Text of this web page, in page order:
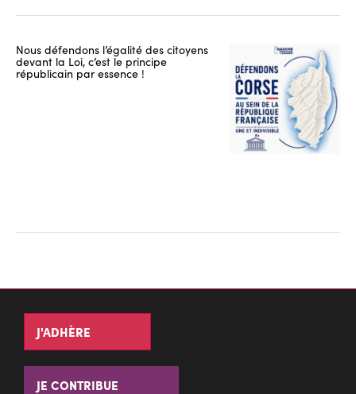
Nous défendons l’égalité des citoyens
devant la Loi, c’est le principe
républicain par essence !
J'ADHÈRE
JE CONTRIBUE